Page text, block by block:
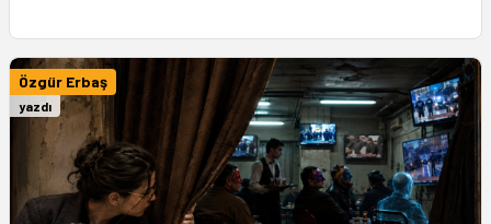
Özgür Erbaş
yazdı